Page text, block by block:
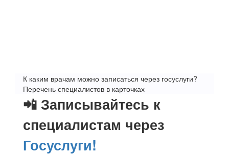
К каким врачам можно записаться через госуслуги?
Перечень специалистов в карточках
📲 Записывайтесь к
специалистам через
Госуслуги!